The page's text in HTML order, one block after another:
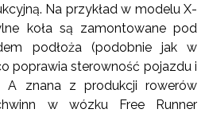
Na przykład w modelu X-
koła są zamontowane pod
podłoża (podobnie jak w
poprawia sterowność pojazdu i
A znana z produkcji rowerów
w wózku Free Runner